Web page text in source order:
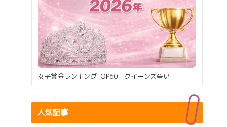
女子賞金ランキングTOP60｜クイーンズ争い
人気記事